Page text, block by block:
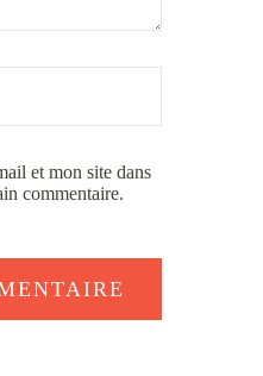
et mon site dans
commentaire.